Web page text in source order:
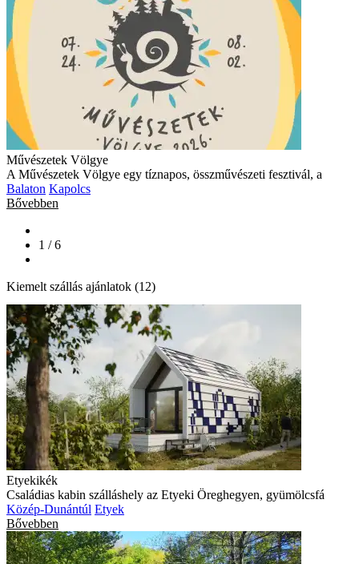
Művészetek Völgye
A Művészetek Völgye egy tíznapos, összművészeti fesztivál, a
Balaton Kapolcs
Bővebben
1 / 6
Kiemelt szállás ajánlatok (12)
Etyekikék
Családias kabin szálláshely az Etyeki Öreghegyen, gyümölcsfá
Közép-Dunántúl Etyek
Bővebben